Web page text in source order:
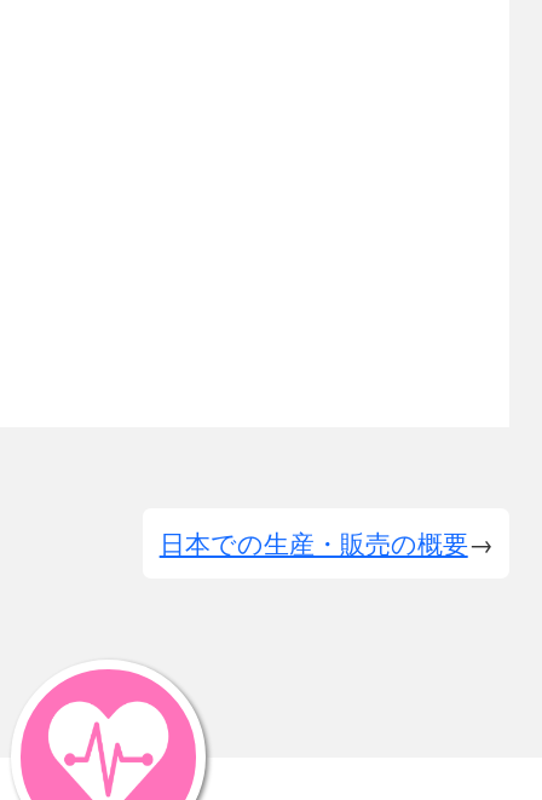
日本での生産・販売の概要